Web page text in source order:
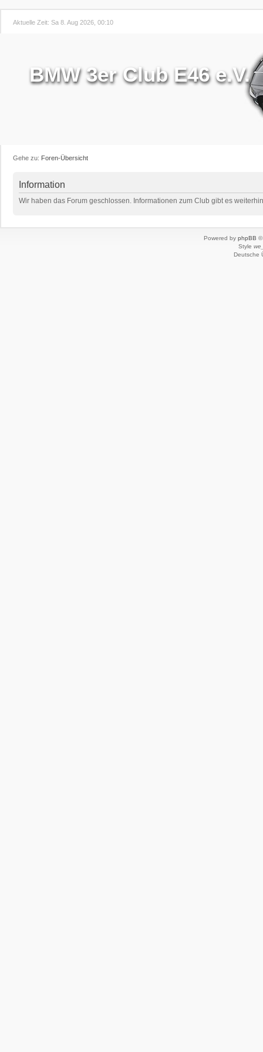
Aktuelle Zeit: Sa 8. Aug 2026, 00:10
BMW 3er Club E46 e.V.
Gehe zu: Foren-Übersicht
Information
Wir haben das Forum geschlossen. Informationen zum Club gibt es
Powered by phpBB ©
Style
Deutsche